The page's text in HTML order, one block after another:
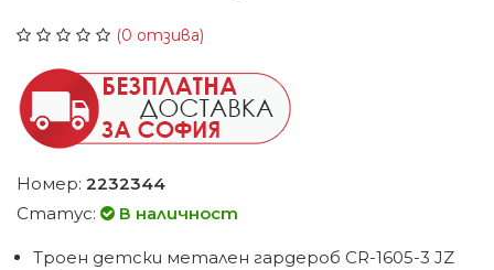
(0 отзива)
Номер: 2232344
Статус:
В наличност
Троен детски метален гардероб CR-1605-3 JZ